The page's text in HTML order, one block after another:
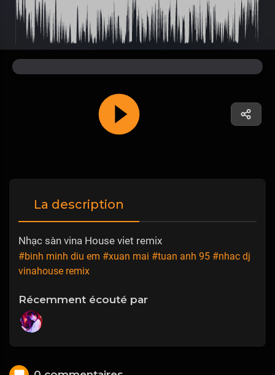
La description
Nhạc sàn vina House viet remix
#binh minh diu em #xuan mai #tuan anh 95 #nhac dj
vinahouse remix
Récemment écouté par